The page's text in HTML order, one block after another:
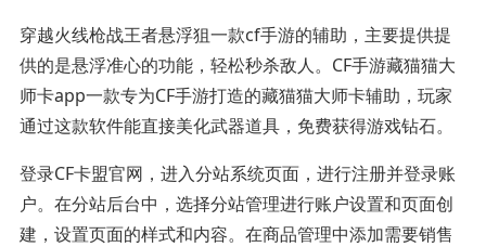
穿越火线枪战王者悬浮狙一款cf手游的辅助，主要提供提
供的是悬浮准心的功能，轻松秒杀敌人。CF手游藏猫猫大
师卡app一款专为CF手游打造的藏猫猫大师卡辅助，玩家
通过这款软件能直接美化武器道具，免费获得游戏钻石。
登录CF卡盟官网，进入分站系统页面，进行注册并登录账
户。在分站后台中，选择分站管理进行账户设置和页面创
建，设置页面的样式和内容。在商品管理中添加需要销售